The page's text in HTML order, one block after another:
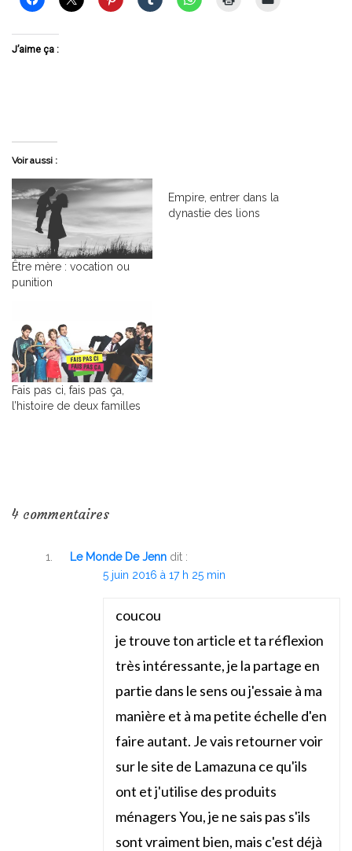
J’aime ça :
Voir aussi :
Être mère : vocation ou
punition
Fais pas ci, fais pas ça,
l’histoire de deux familles
4 commentaires
Le Monde De Jenn dit :
5 juin 2016 à 17 h 25 min
coucou
je trouve ton article et ta réflexion
très intéressante, je la partage en
partie dans le sens ou j'essaie à ma
manière et à ma petite échelle d'en
faire autant. Je vais retourner voir
sur le site de Lamazuna ce qu'ils
ont et j'utilise des produits
ménagers You, je ne sais pas s'ils
sont vraiment bien, mais c'est déjà